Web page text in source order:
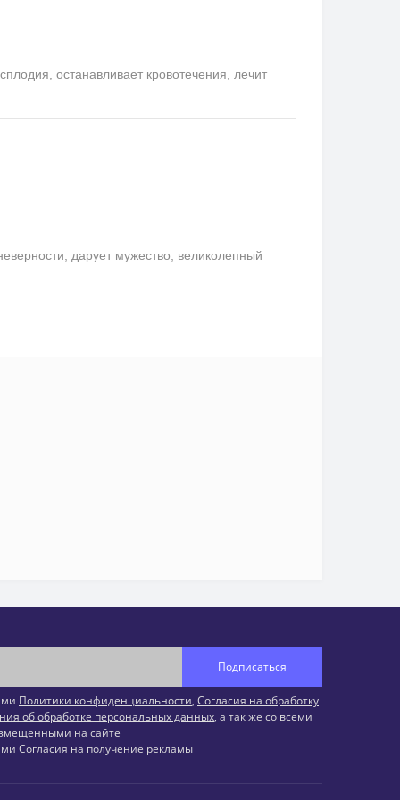
останавливает кровотечения, лечит
дарует мужество, великолепный
Подписаться
Политики конфиденциальности, Согласия на обработку
об обработке персональных данных, а так же со всеми
на сайте
Согласия на получение рекламы